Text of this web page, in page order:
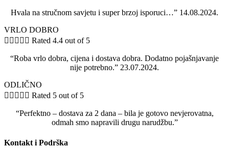
Hvala na stručnom savjetu i super brzoj isporuci…” 14.08.2024.
VRLO DOBRO
     Rated 4.4 out of 5
“Roba vrlo dobra, cijena i dostava dobra. Dodatno pojašnjavanje
nije potrebno.” 23.07.2024.
ODLIČNO
     Rated 5 out of 5
“Perfektno – dostava za 2 dana – bila je gotovo nevjerovatna,
odmah smo napravili drugu narudžbu.”
Kontakt i Podrška